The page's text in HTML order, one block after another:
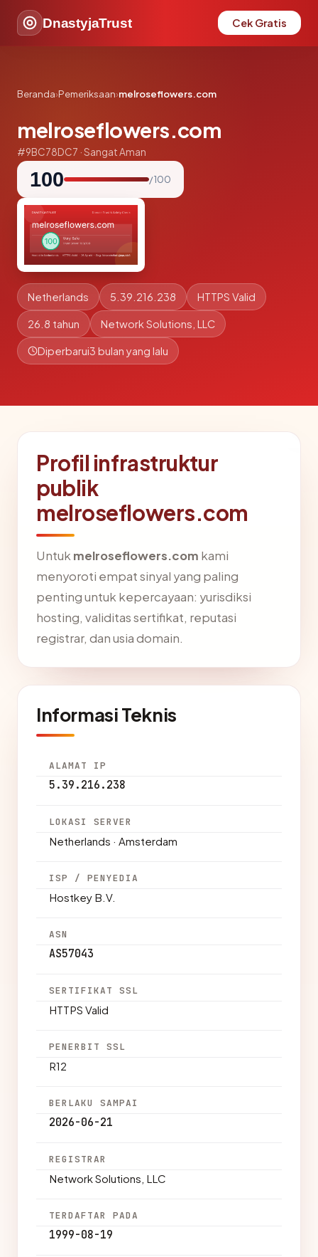
DnastyjaTrust Cek Gratis
Beranda›Pemeriksaan›melroseflowers.com
melroseflowers.com
#9BC78DC7 · Sangat Aman
100 / 100
Netherlands 5.39.216.238 HTTPS Valid
26.8 tahun Network Solutions, LLC
Diperbarui3 bulan yang lalu
Profil infrastruktur
publik
melroseflowers.com
Untuk melroseflowers.com kami
menyoroti empat sinyal yang paling
penting untuk kepercayaan: yurisdiksi
hosting, validitas sertifikat, reputasi
registrar, dan usia domain.
Informasi Teknis
ALAMAT IP
5.39.216.238
LOKASI SERVER
Netherlands · Amsterdam
ISP / PENYEDIA
Hostkey B.V.
ASN
AS57043
SERTIFIKAT SSL
HTTPS Valid
PENERBIT SSL
R12
BERLAKU SAMPAI
2026-06-21
REGISTRAR
Network Solutions, LLC
TERDAFTAR PADA
1999-08-19